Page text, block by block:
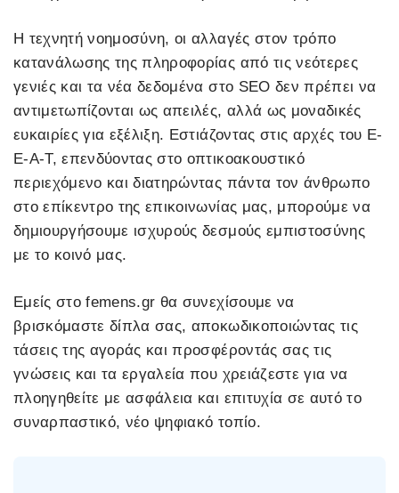
Η τεχνητή νοημοσύνη, οι αλλαγές στον τρόπο
κατανάλωσης της πληροφορίας από τις νεότερες
γενιές και τα νέα δεδομένα στο SEO δεν πρέπει να
αντιμετωπίζονται ως απειλές, αλλά ως μοναδικές
ευκαιρίες για εξέλιξη. Εστιάζοντας στις αρχές του E-
E-A-T, επενδύοντας στο οπτικοακουστικό
περιεχόμενο και διατηρώντας πάντα τον άνθρωπο
στο επίκεντρο της επικοινωνίας μας, μπορούμε να
δημιουργήσουμε ισχυρούς δεσμούς εμπιστοσύνης
με το κοινό μας.
Εμείς στο femens.gr θα συνεχίσουμε να
βρισκόμαστε δίπλα σας, αποκωδικοποιώντας τις
τάσεις της αγοράς και προσφέροντάς σας τις
γνώσεις και τα εργαλεία που χρειάζεστε για να
πλοηγηθείτε με ασφάλεια και επιτυχία σε αυτό το
συναρπαστικό, νέο ψηφιακό τοπίο.